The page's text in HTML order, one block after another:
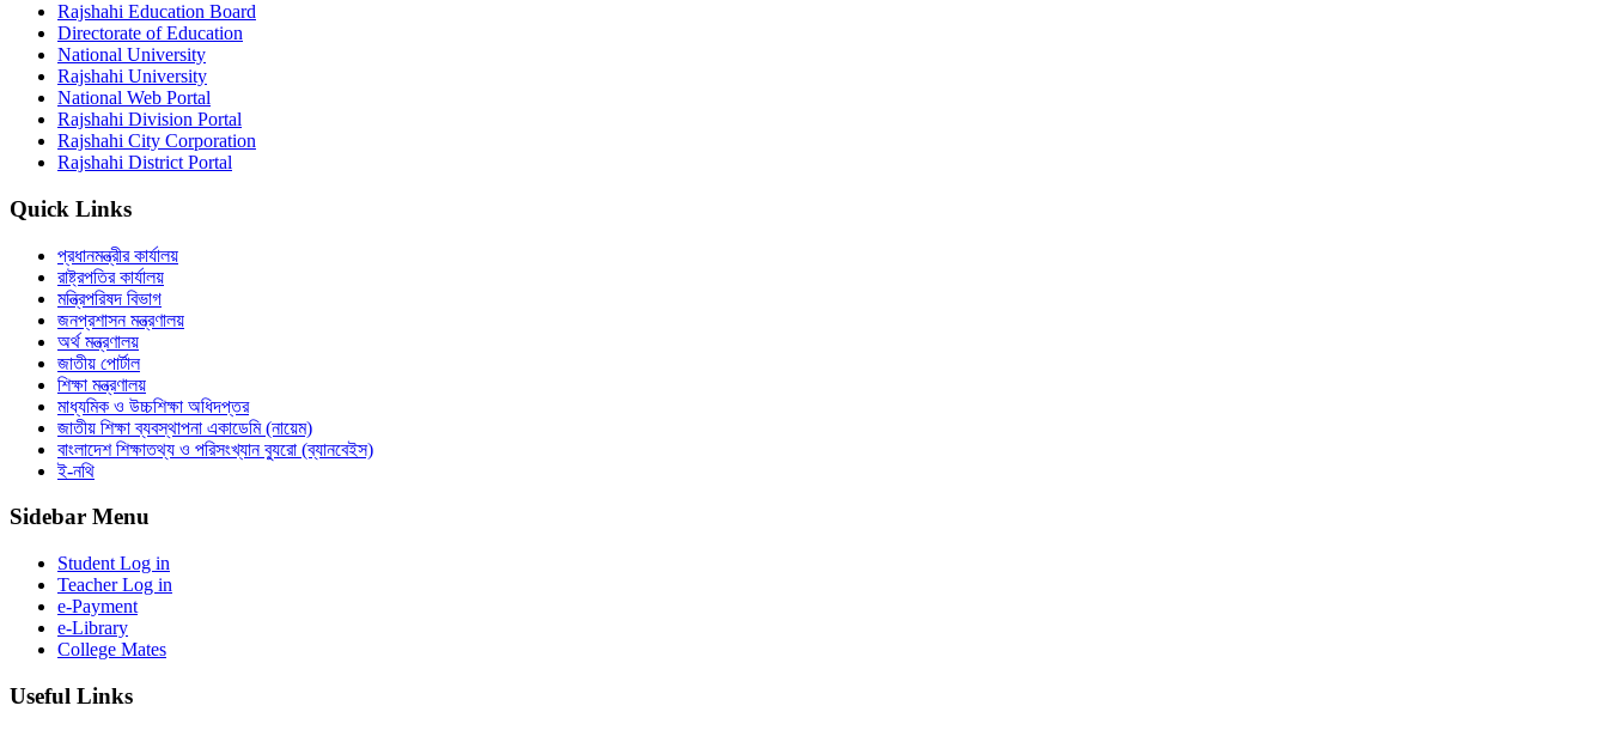
Rajshahi Education Board
Directorate of Education
National University
Rajshahi University
National Web Portal
Rajshahi Division Portal
Rajshahi City Corporation
Rajshahi District Portal
Quick Links
প্রধানমন্ত্রীর কার্যালয়
রাষ্ট্রপতির কার্যালয়
মন্ত্রিপরিষদ বিভাগ
জনপ্রশাসন মন্ত্রণালয়
অর্থ মন্ত্রণালয়
জাতীয় পোর্টাল
শিক্ষা মন্ত্রণালয়
মাধ্যমিক ও উচ্চশিক্ষা অধিদপ্তর
জাতীয় শিক্ষা ব্যবস্থাপনা একাডেমি (নায়েম)
বাংলাদেশ শিক্ষাতথ্য ও পরিসংখ্যান ব্যুরো (ব্যানবেইস)
ই-নথি
Sidebar Menu
Student Log in
Teacher Log in
e-Payment
e-Library
College Mates
Useful Links